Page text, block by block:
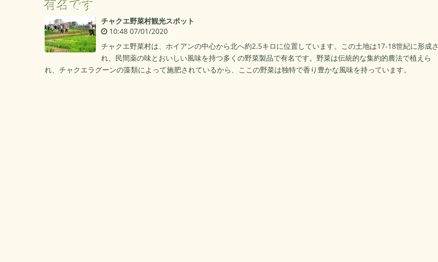
有名です
チャクエ野菜村観光スポット
10:48 07/01/2020
チャクエ野菜村は、ホイアンの中心から北へ約2.5キロに位置しています。この土地は17-18世紀に形成さ
れ、民間薬の味とおいしい風味を持つ多くの野菜製品で有名です。野菜は伝統的な集約的農法で植えら
れ、チャクエラグーンの藻類によって施肥されているから、ここの野菜は独特で香り豊かな風味を持っています。